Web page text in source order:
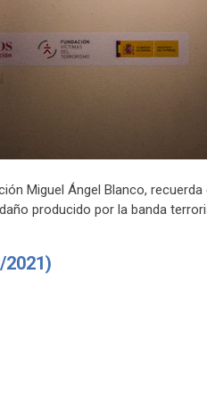
Miguel Ángel Blanco,
producido por la banda
2021)